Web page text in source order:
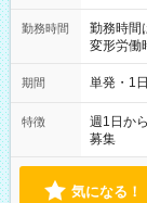
勤務時間
勤務時間
変形労働時間
～21：00
期間 単発・1
特徴
週1日か
募集
気になる！